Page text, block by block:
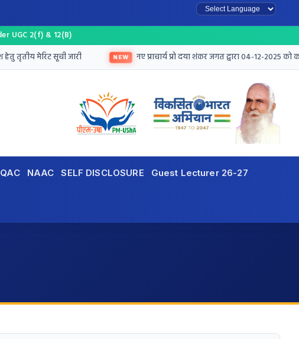
UGC 2(f) & 12(B)
मेरिट सूची जारी नए प्राचार्य प्रो दया शंकर जगत द्वारा 04-12-2025 को
NAAC SELF DISCLOSURE Guest Lecturer 26-27